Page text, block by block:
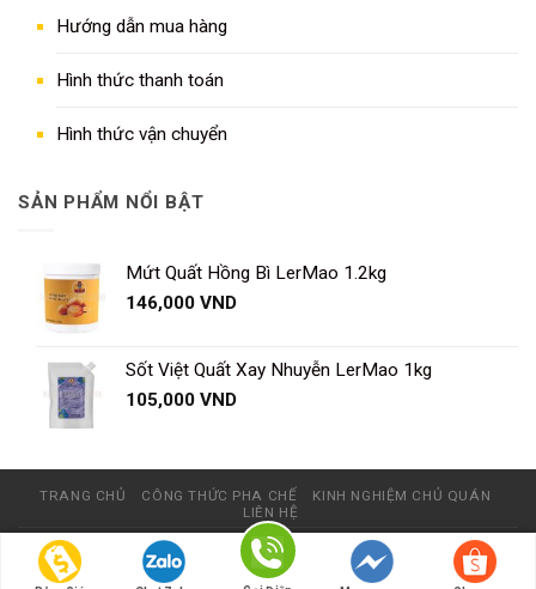
Hướng dẫn mua hàng
Hình thức thanh toán
Hình thức vận chuyển
SẢN PHẨM NỔI BẬT
Mứt Quất Hồng Bì LerMao 1.2kg
146,000 VND
Sốt Việt Quất Xay Nhuyễn LerMao 1kg
105,000 VND
TRANG CHỦ CÔNG THỨC PHA CHẾ
KINH NGHIỆM CHỦ QUÁN
LIÊN HỆ
© Website này không thương mại, chỉ giới thiệu sản phẩm và được
phát triển bởiNhuongquan.vn